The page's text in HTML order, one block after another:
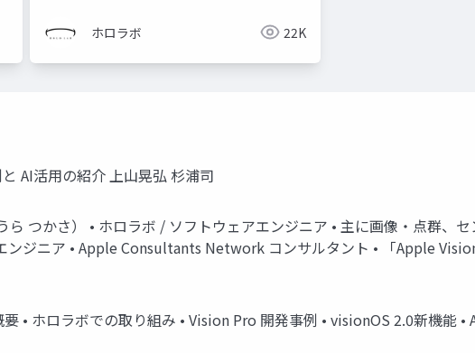
ホロラボ 22K
AI活用の紹介 上山晃弘 杉浦司
ら つかさ） • ホロラボ / ソフトウェアエンジニア • 主に画像・点群、
ジニア • Apple Consultants Network コンサルタント • 「Apple
• ホロラボでの取り組み • Vision Pro 開発事例 • visionOS 2.0新機